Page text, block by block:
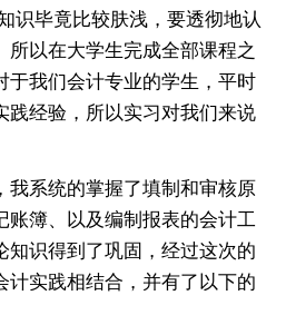
识毕竟比较肤浅，要透彻地认
所以在大学生完成全部课程之
于我们会计专业的学生，平时
践经验，所以实习对我们来说
系统的掌握了填制和审核原
账簿、以及编制报表的会计工
知识得到了巩固，经过这次的
计实践相结合，并有了以下的